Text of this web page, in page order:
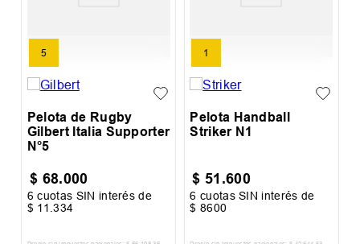
5
Pelota de Rugby
Gilbert Italia Supporter
N°5
$ 68.000
6 cuotas SIN interés de
$ 11.334
1
Pelota Handball
Striker N1
$ 51 .600
6 cuotas SIN interés de
$ 8600